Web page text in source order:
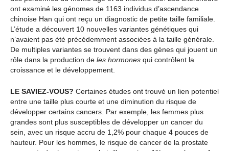
ont examiné les génomes de 1163 individus d’ascendance
chinoise Han qui ont reçu un diagnostic de petite taille familiale.
L’étude a découvert 10 nouvelles variantes génétiques qui
n’avaient pas été précédemment associées à la taille générale.
De multiples variantes se trouvent dans des gènes qui jouent un
rôle dans la production de les hormones qui contrôlent la
croissance et le développement.
LE SAVIEZ-VOUS? Certaines études ont trouvé un lien potentiel
entre une taille plus courte et une diminution du risque de
développer certains cancers. Par exemple, les femmes plus
grandes sont plus susceptibles de développer un cancer du
sein, avec un risque accru de 1,2% pour chaque 4 pouces de
hauteur. Pour les hommes, le risque de cancer de la prostate